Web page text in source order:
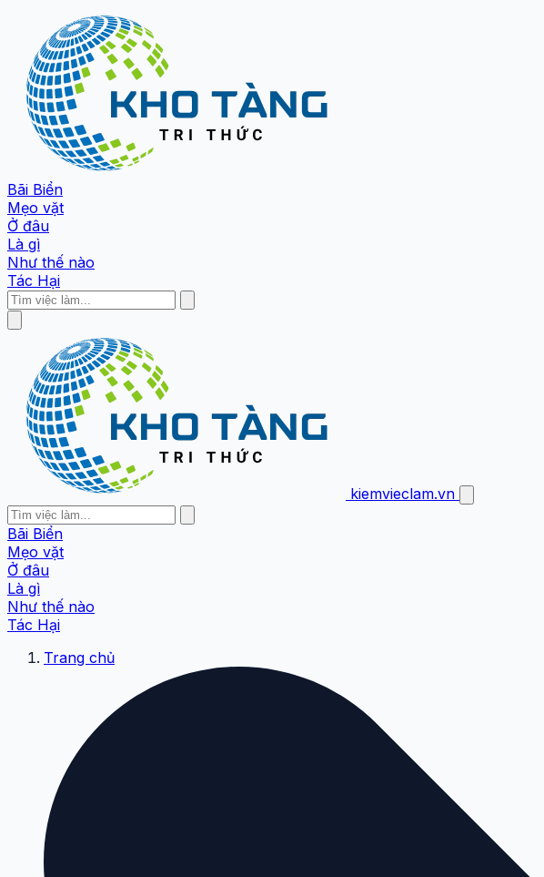
Bãi Biển
Mẹo vặt
Ở đâu
Là gì
Như thế nào
Tác Hại
kiemvieclam.vn
Bãi Biển
Mẹo vặt
Ở đâu
Là gì
Như thế nào
Tác Hại
Trang chủ